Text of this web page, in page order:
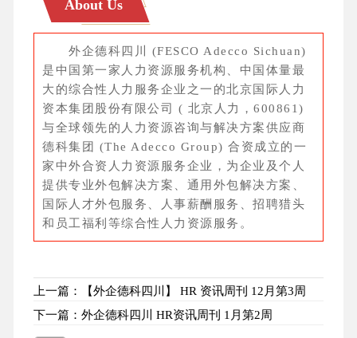
About Us
外企德科四川 (FESCO Adecco Sichuan)
是中国第一家人力资源服务机构、中国体量最
大的综合性人力服务企业之一的北京国际人力
资本集团股份有限公司 ( 北京人力，600861)
与全球领先的人力资源咨询与解决方案供应商
德科集团 (The Adecco Group) 合资成立的一
家中外合资人力资源服务企业，为企业及个人
提供专业外包解决方案、通用外包解决方案、
国际人才外包服务、人事薪酬服务、招聘猎头
和员工福利等综合性人力资源服务。
上一篇：【外企德科四川】 HR 资讯周刊 12月第3周
下一篇：外企德科四川 HR资讯周刊 1月第2周